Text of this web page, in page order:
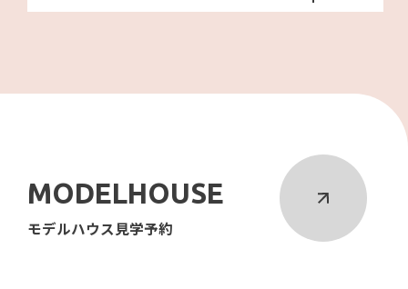
MODELHOUSE
モデルハウス見学予約